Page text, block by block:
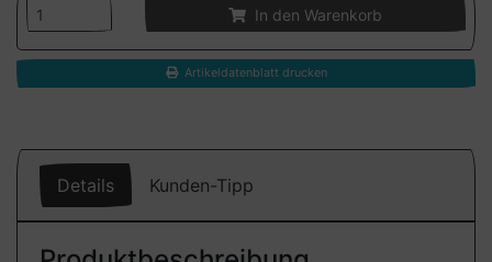
In den Warenkorb
Artikeldatenblatt drucken
Details Kunden-Tipp